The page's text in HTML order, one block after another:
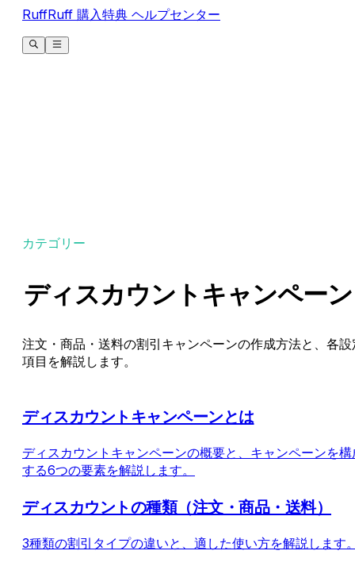
RuffRuff 購入特典 ヘルプセンター
カテゴリー
ディスカウントキャンペーン
注文・商品・送料の割引キャンペーンの作成方法と、各設
項目を解説します。
ディスカウントキャンペーンとは
ディスカウントキャンペーンの概要と、キャンペーンを構
する6つの要素を解説します。
ディスカウントの種類（注文・商品・送料）
3種類の割引タイプの違いと、適した使い方を解説します